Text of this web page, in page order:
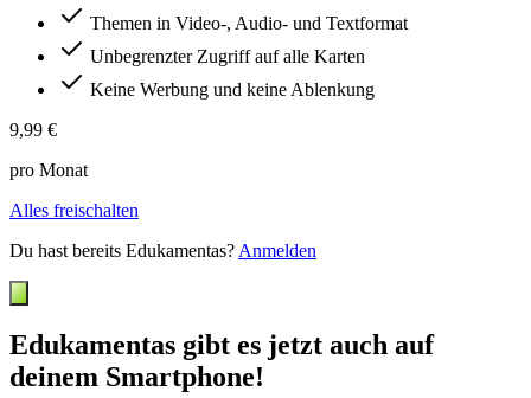
Themen in Video-, Audio- und Textformat
Unbegrenzter Zugriff auf alle Karten
Keine Werbung und keine Ablenkung
9,99 €
pro Monat
Alles freischalten
Du hast bereits Edukamentas? Anmelden
Edukamentas gibt es jetzt auch auf
deinem Smartphone!